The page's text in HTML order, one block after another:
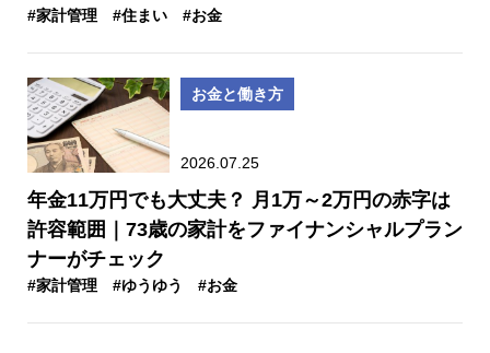
#家計管理 #住まい #お金
お金と働き方
2026.07.25
年金11万円でも大丈夫？ 月1万～2万円の赤字は
許容範囲｜73歳の家計をファイナンシャルプラン
ナーがチェック
#家計管理 #ゆうゆう #お金